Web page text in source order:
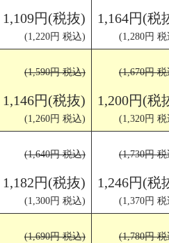
1,109円(税抜)
(1,220円 税込)
1,164円(税
(1,280円
(1,590円 税込)
1,146円(税抜)
(1,260円 税込)
(1,670円
1,200円(税
(1,320円
(1,640円 税込)
1,182円(税抜)
(1,300円 税込)
(1,730円
1,246円(税
(1,370円
(1,690円 税込) (1,780円